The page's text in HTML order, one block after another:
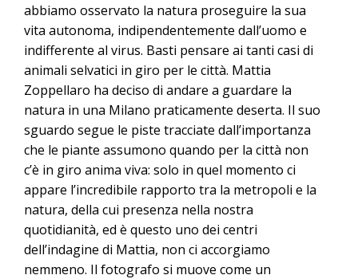
abbiamo osservato la natura proseguire la sua
vita autonoma, indipendentemente dall’uomo e
indifferente al virus. Basti pensare ai tanti casi di
animali selvatici in giro per le città. Mattia
Zoppellaro ha deciso di andare a guardare la
natura in una Milano praticamente deserta. Il suo
sguardo segue le piste tracciate dall’importanza
che le piante assumono quando per la città non
c’è in giro anima viva: solo in quel momento ci
appare l’incredibile rapporto tra la metropoli e la
natura, della cui presenza nella nostra
quotidianità, ed è questo uno dei centri
dell’indagine di Mattia, non ci accorgiamo
nemmeno. Il fotografo si muove come un